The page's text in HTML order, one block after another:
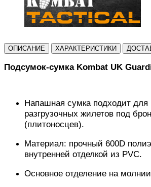
ОПИСАНИЕ ХАРАКТЕРИСТИКИ
Подсумок-сумкаKombat UK
Напашная сумка подходит
разгрузочных жилетов под
(плитоносцев).
Материал: прочный 600D
внутренней отделкой из PVC.
Основное отделение на